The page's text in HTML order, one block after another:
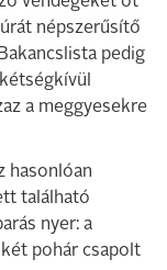
népszerűsítő
pedig
a meggyesekre
hasonlóan
található
nyer: a
pohár csapolt